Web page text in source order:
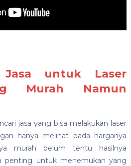
Jasa untuk Laser
Murah Namun
jasa yang bisa melakukan laser
hanya melihat pada harganya
murah belum tentu hasilnya
penting untuk menemukan yang